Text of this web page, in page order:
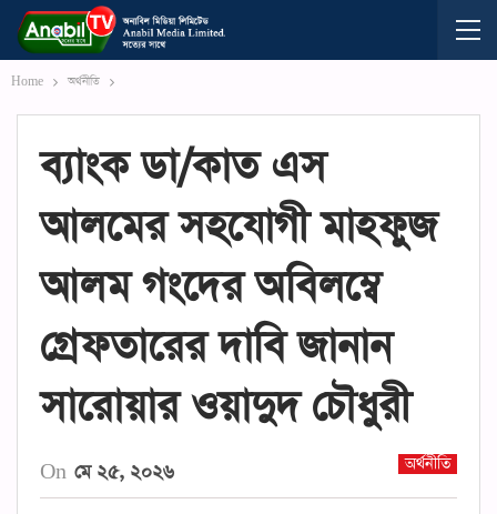
Home অর্থনীতি
ব‍্যাংক ডা/কাত এস
আলমের সহযোগী মাহফুজ
আলম গংদের অবিলম্বে
গ্রেফতারের দাবি জানান
সারোয়ার ওয়াদুদ চৌধুরী
অর্থনীতি
On মে ২৫, ২০২৬